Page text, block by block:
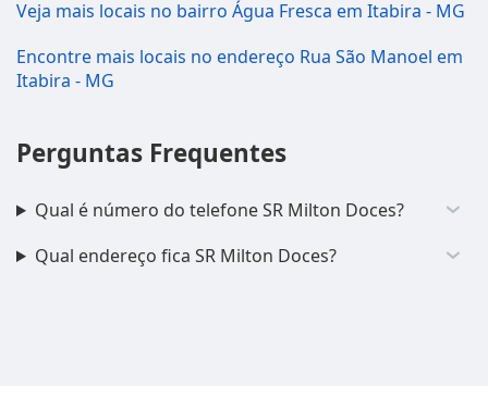
Veja mais locais no bairro Água Fresca em Itabira - MG
Encontre mais locais no endereço Rua São Manoel em
Itabira - MG
Perguntas Frequentes
Qual é número do telefone SR Milton Doces?
Qual endereço fica SR Milton Doces?